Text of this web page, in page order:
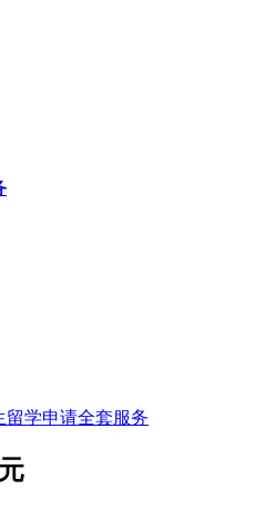
留学申请全套服务